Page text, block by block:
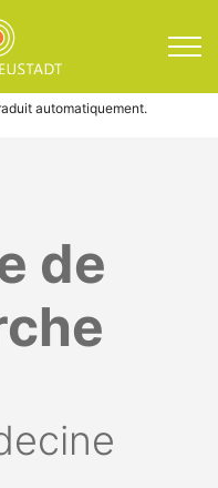
automatiquement.
de